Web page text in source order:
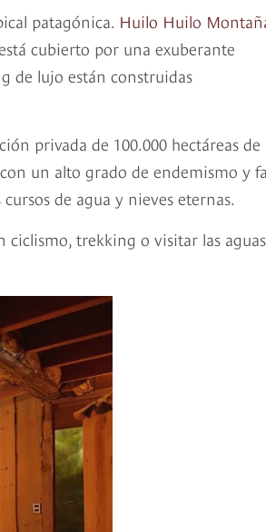
patagónica. Huilo Huilo
cubierto por una exuberante
de lujo están construidas
privada de 100.000 hectáreas de
un alto grado de endemismo y
de agua y nieves eternas.
ciclismo, trekking o visitar las aguas